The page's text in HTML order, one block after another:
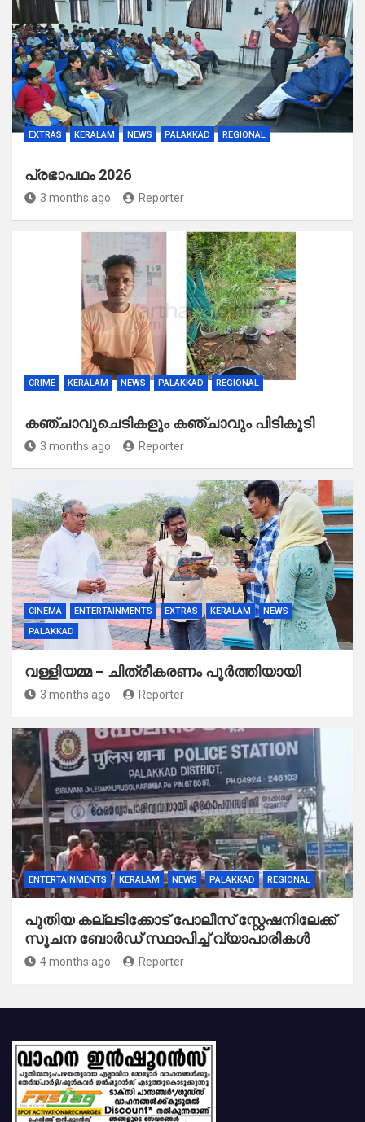
EXTRAS KERALAM NEWS PALAKKAD REGIONAL
പ്രഭാപഥം 2026
3 months ago Reporter
CRIME KERALAM NEWS PALAKKAD REGIONAL
കഞ്ചാവുചെടികളും കഞ്ചാവും പിടികൂടി
3 months ago Reporter
CINEMA ENTERTAINMENTS EXTRAS KERALAM
NEWS
PALAKKAD
വള്ളിയമ്മ – ചിത്രീകരണം പൂർത്തിയായി
3 months ago Reporter
ENTERTAINMENTS KERALAM NEWS PALAKKAD REGIONAL
പുതിയ കല്ലടിക്കോട് പോലീസ് സ്റ്റേഷനിലേക്ക്
സൂചന ബോർഡ് സ്ഥാപിച്ച് വ്യാപാരികൾ
4 months ago Reporter